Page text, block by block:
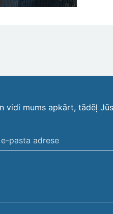
vidi mums apkārt, tādēļ